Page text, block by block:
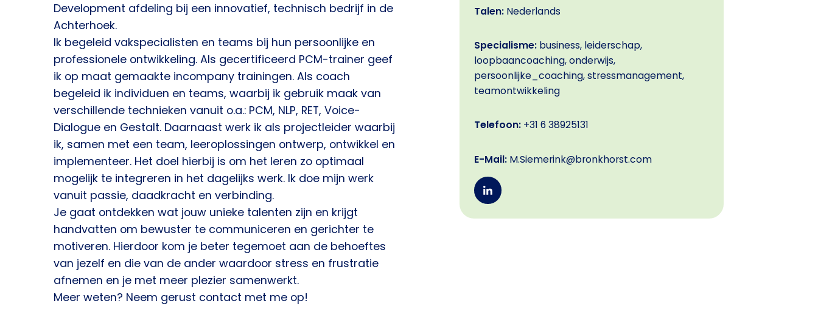
Development afdeling bij een innovatief, technisch bedrijf in de
Achterhoek.
Ik begeleid vakspecialisten en teams bij hun persoonlijke en
professionele ontwikkeling. Als gecertificeerd PCM-trainer geef
ik op maat gemaakte incompany trainingen. Als coach
begeleid ik individuen en teams, waarbij ik gebruik maak van
verschillende technieken vanuit o.a.: PCM, NLP, RET, Voice-
Dialogue en Gestalt. Daarnaast werk ik als projectleider waarbij
ik, samen met een team, leeroplossingen ontwerp, ontwikkel en
implementeer. Het doel hierbij is om het leren zo optimaal
mogelijk te integreren in het dagelijks werk. Ik doe mijn werk
vanuit passie, daadkracht en verbinding.
Je gaat ontdekken wat jouw unieke talenten zijn en krijgt
handvatten om bewuster te communiceren en gerichter te
motiveren. Hierdoor kom je beter tegemoet aan de behoeftes
van jezelf en die van de ander waardoor stress en frustratie
afnemen en je met meer plezier samenwerkt.
Meer weten? Neem gerust contact met me op!
Talen: Nederlands
Specialisme: business, leiderschap,
loopbaancoaching, onderwijs,
persoonlijke_coaching, stressmanagement,
teamontwikkeling
Telefoon: +31 6 38925131
E-Mail: M.Siemerink@bronkhorst.com